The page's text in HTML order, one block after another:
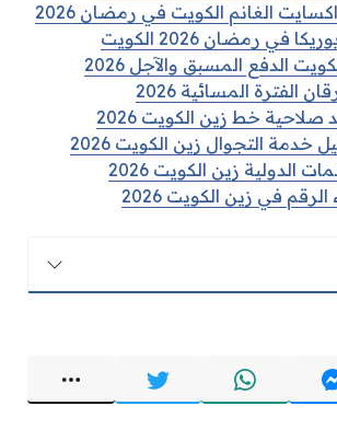
الغانم الكويت في رمضان 2026
في رمضان 2026 الكويت
الدفع المسبق والآجل 2026
الفترة المسائية 2026
خط زين الكويت 2026
التجوال زين الكويت 2026
الدولية زين الكويت 2026
في زين الكويت 2026